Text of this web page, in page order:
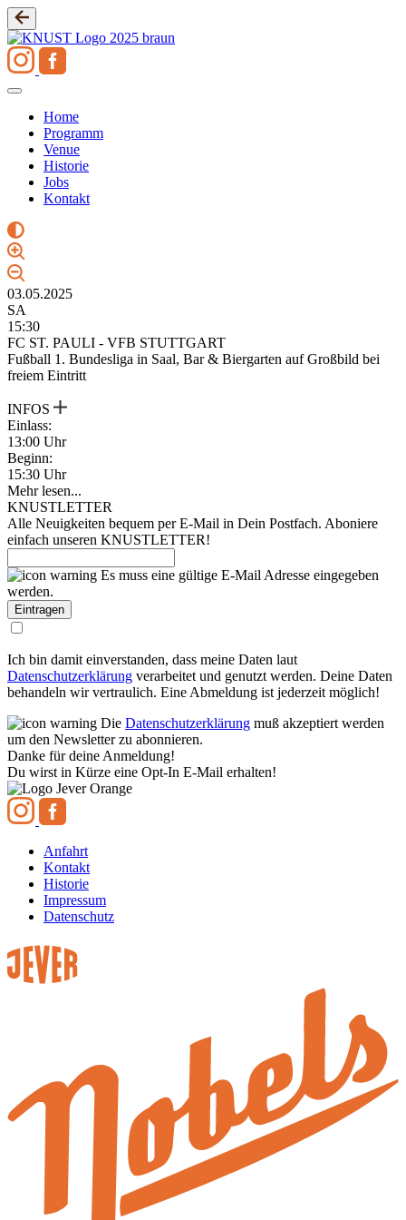
Zum
Inhalt
springen
Home
Programm
Venue
Historie
Jobs
Kontakt
03.05.2025
SA
15:30
FC ST. PAULI - VFB STUTTGART
Fußball 1. Bundesliga in Saal, Bar & Biergarten auf Großbild bei
freiem Eintritt
INFOS
Einlass:
13:00 Uhr
Beginn:
15:30 Uhr
Mehr lesen...
KNUSTLETTER
Alle Neuigkeiten bequem per E-Mail in Dein Postfach. Aboniere
einfach unseren KNUSTLETTER!
Es muss eine gültige E-Mail Adresse eingegeben
werden.
Ich bin damit einverstanden, dass meine Daten laut
Datenschutzerklärung verarbeitet und genutzt werden. Deine Daten
behandeln wir vertraulich. Eine Abmeldung ist jederzeit möglich!
Die Datenschutzerklärung muß akzeptiert werden
um den Newsletter zu abonnieren.
Danke für deine Anmeldung!
Du wirst in Kürze eine Opt-In E-Mail erhalten!
Anfahrt
Kontakt
Historie
Impressum
Datenschutz